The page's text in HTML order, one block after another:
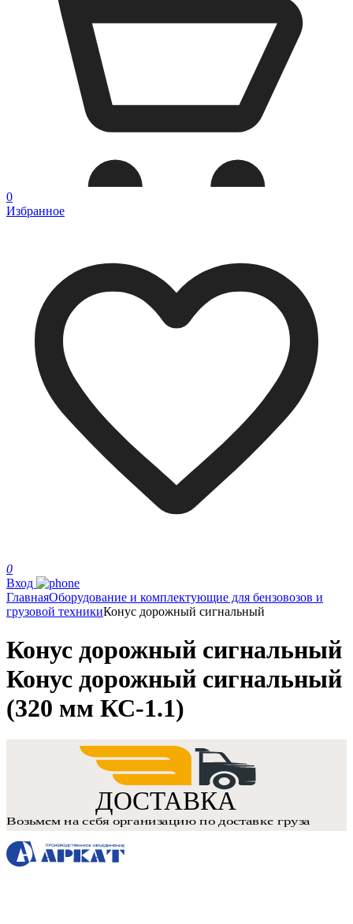
0
Избранное
0
Вход
ГлавнаяОборудование и комплектующие для бензовозов и
грузовой техникиКонус дорожный сигнальный
Конус дорожный сигнальный
Конус дорожный сигнальный
(320 мм КС-1.1)